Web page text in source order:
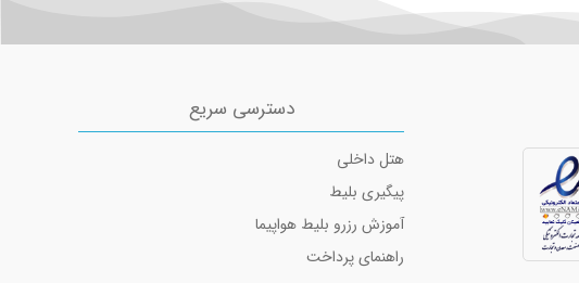
بلیط هواپیما تهران به آبادان
دسترسی سریع
هتل داخلی
پیگیری بلیط
آموزش رزرو بلیط هواپیما
راهنمای پرداخت